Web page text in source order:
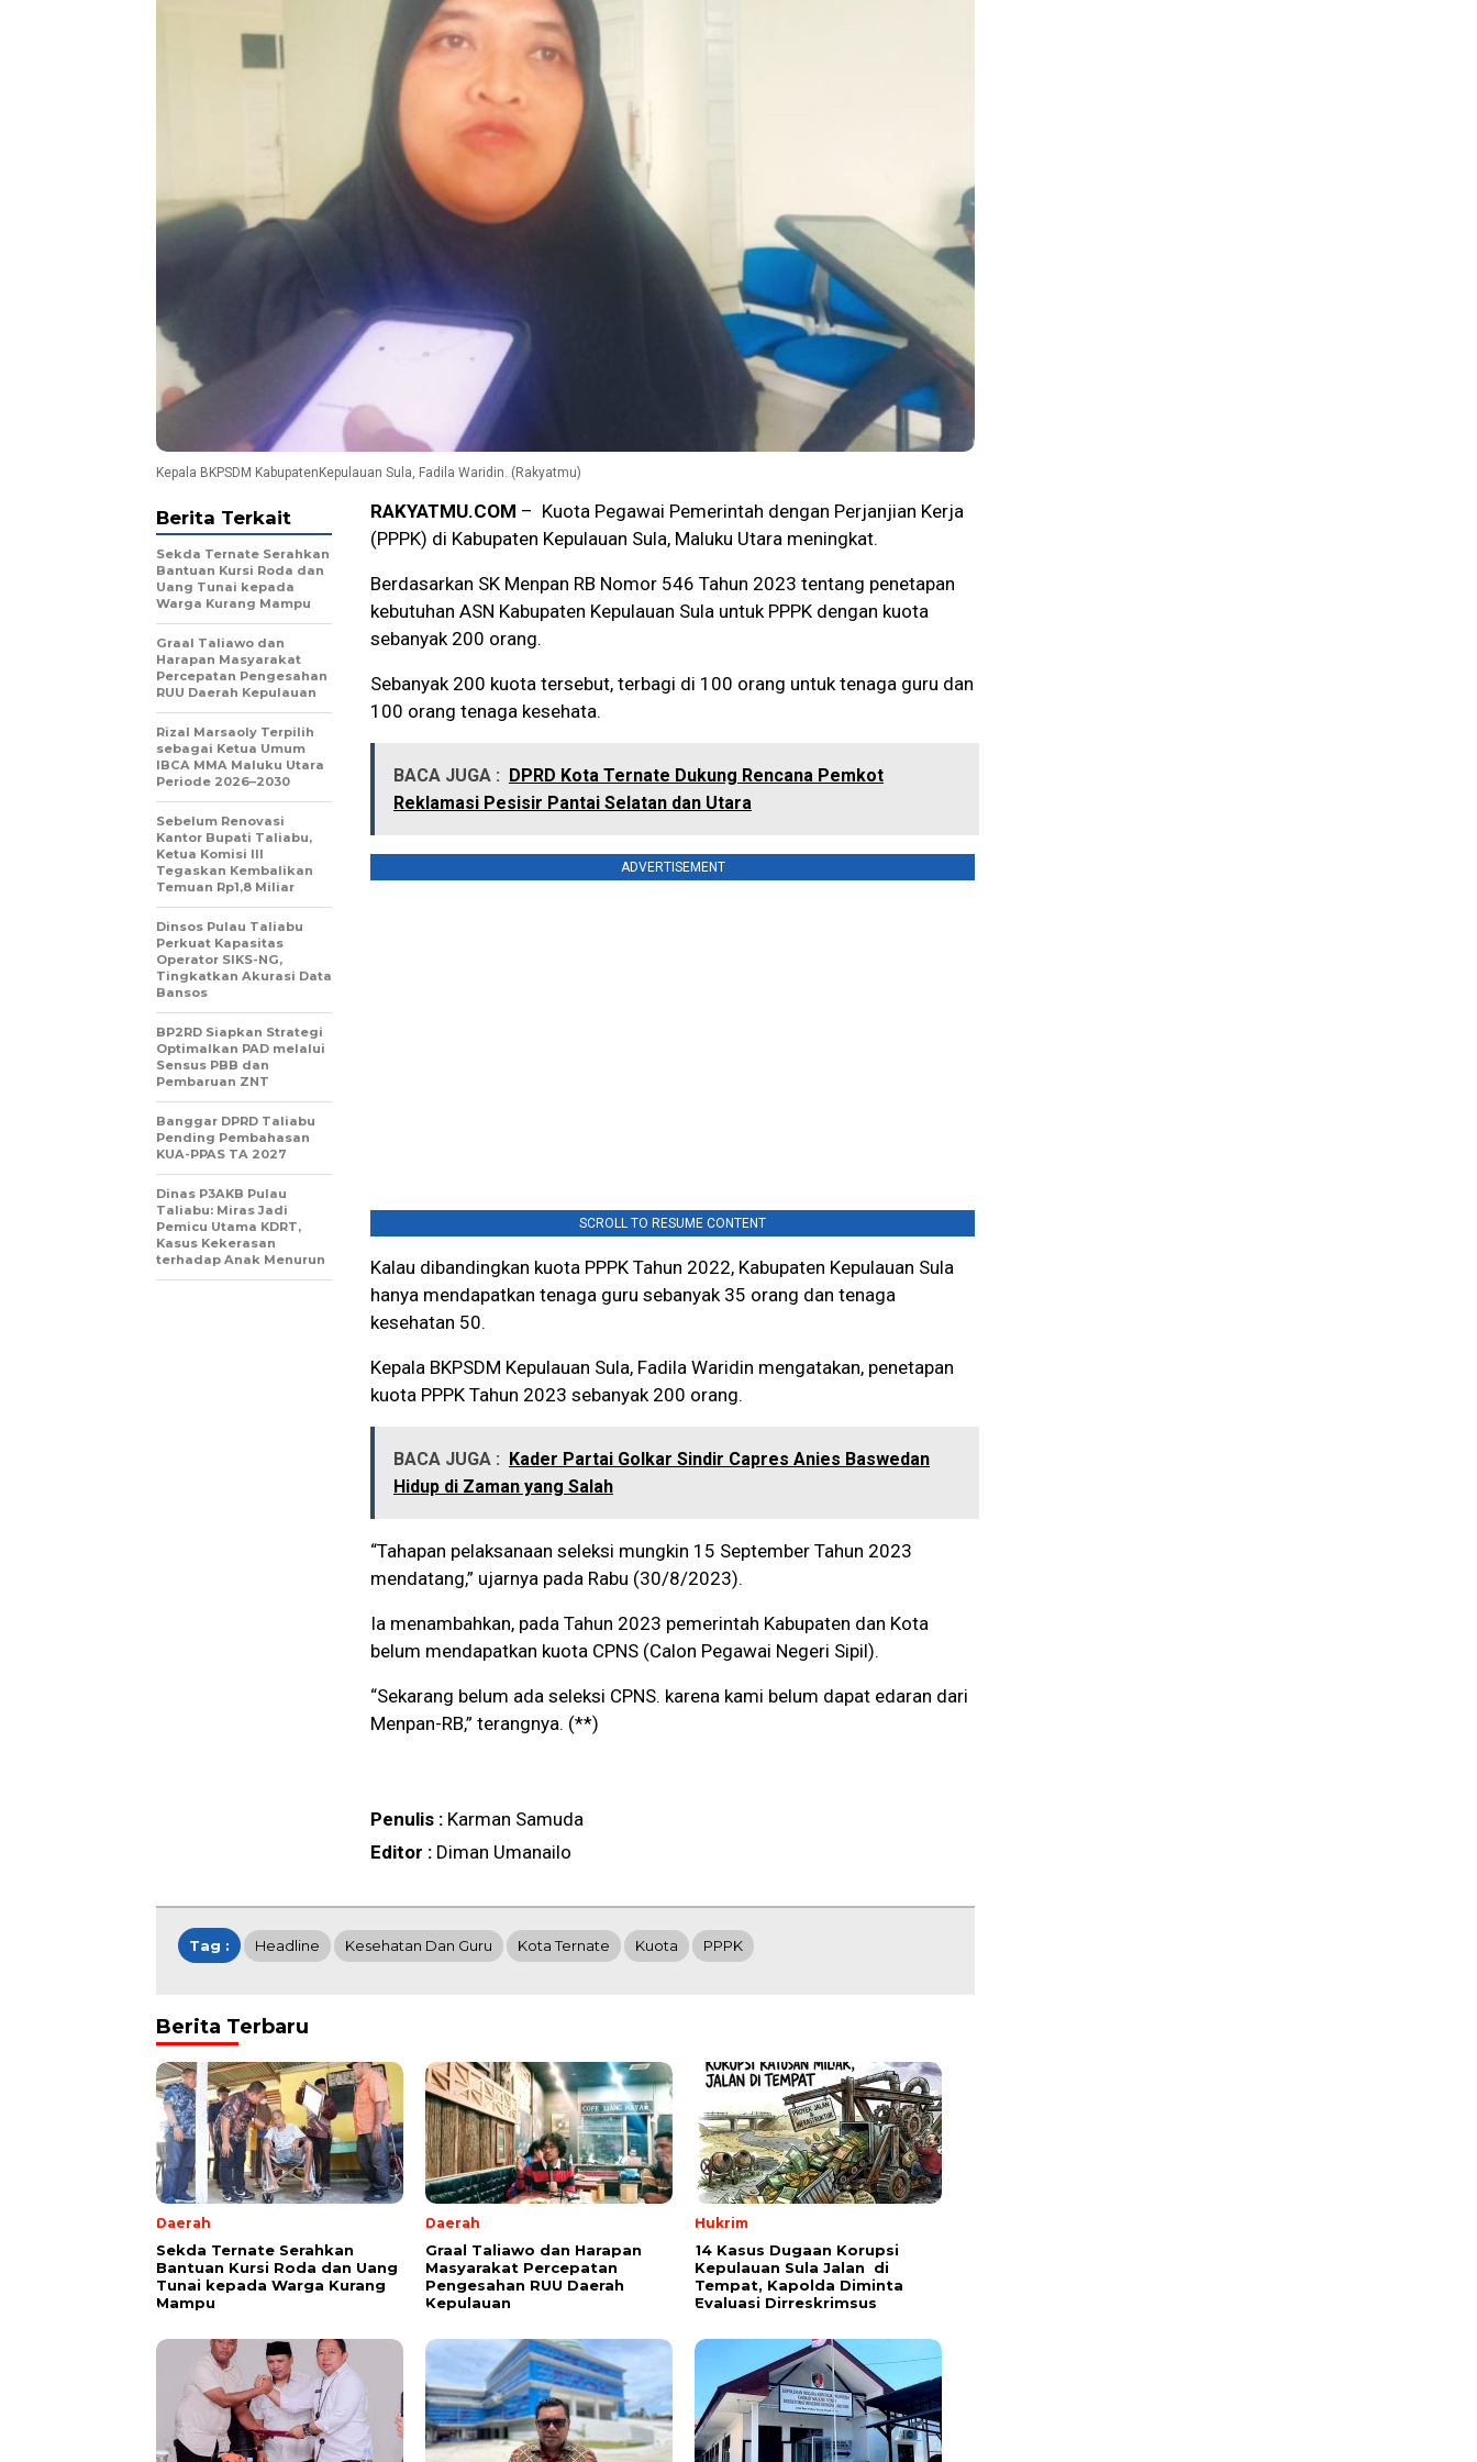
Kepala BKPSDM KabupatenKepulauan Sula, Fadila Waridin. (Rakyatmu)
RAKYATMU.COM – Kuota Pegawai Pemerintah dengan Perjanjian Kerja
(PPPK) di Kabupaten Kepulauan Sula, Maluku Utara meningkat.
Berdasarkan SK Menpan RB Nomor 546 Tahun 2023 tentang penetapan
kebutuhan ASN Kabupaten Kepulauan Sula untuk PPPK dengan kuota
sebanyak 200 orang.
Sebanyak 200 kuota tersebut, terbagi di 100 orang untuk tenaga guru dan
100 orang tenaga kesehata.
BACA JUGA : DPRD Kota Ternate Dukung Rencana Pemkot
Reklamasi Pesisir Pantai Selatan dan Utara
ADVERTISEMENT
SCROLL TO RESUME CONTENT
Kalau dibandingkan kuota PPPK Tahun 2022, Kabupaten Kepulauan Sula
hanya mendapatkan tenaga guru sebanyak 35 orang dan tenaga
kesehatan 50.
Kepala BKPSDM Kepulauan Sula, Fadila Waridin mengatakan, penetapan
kuota PPPK Tahun 2023 sebanyak 200 orang.
BACA JUGA : Kader Partai Golkar Sindir Capres Anies Baswedan
Hidup di Zaman yang Salah
“Tahapan pelaksanaan seleksi mungkin 15 September Tahun 2023
mendatang,” ujarnya pada Rabu (30/8/2023).
Ia menambahkan, pada Tahun 2023 pemerintah Kabupaten dan Kota
belum mendapatkan kuota CPNS (Calon Pegawai Negeri Sipil).
“Sekarang belum ada seleksi CPNS. karena kami belum dapat edaran dari
Menpan-RB,” terangnya. (**)
Penulis : Karman Samuda
Editor : Diman Umanailo
Berita Terkait
Sekda Ternate Serahkan
Bantuan Kursi Roda dan
Uang Tunai kepada
Warga Kurang Mampu
Graal Taliawo dan
Harapan Masyarakat
Percepatan Pengesahan
RUU Daerah Kepulauan
Rizal Marsaoly Terpilih
sebagai Ketua Umum
IBCA MMA Maluku Utara
Periode 2026–2030
Sebelum Renovasi
Kantor Bupati Taliabu,
Ketua Komisi III
Tegaskan Kembalikan
Temuan Rp1,8 Miliar
Dinsos Pulau Taliabu
Perkuat Kapasitas
Operator SIKS-NG,
Tingkatkan Akurasi Data
Bansos
BP2RD Siapkan Strategi
Optimalkan PAD melalui
Sensus PBB dan
Pembaruan ZNT
Banggar DPRD Taliabu
Pending Pembahasan
KUA-PPAS TA 2027
Dinas P3AKB Pulau
Taliabu: Miras Jadi
Pemicu Utama KDRT,
Kasus Kekerasan
terhadap Anak Menurun
Tag : Headline Kesehatan Dan Guru Kota Ternate Kuota PPPK
Berita Terbaru
Daerah
Sekda Ternate Serahkan
Bantuan Kursi Roda dan Uang
Tunai kepada Warga Kurang
Mampu
Daerah
Graal Taliawo dan Harapan
Masyarakat Percepatan
Pengesahan RUU Daerah
Kepulauan
Hukrim
14 Kasus Dugaan Korupsi
Kepulauan Sula Jalan di
Tempat, Kapolda Diminta
Evaluasi Dirreskrimsus